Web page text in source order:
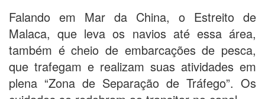
Falando em Mar da China, o Estreito de
Malaca, que leva os navios até essa área,
também é cheio de embarcações de pesca,
que trafegam e realizam suas atividades em
plena “Zona de Separação de Tráfego”. Os